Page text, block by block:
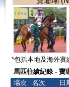
*包括本地及海外賽
馬匹往績紀錄 - 寶
場次
名次 日